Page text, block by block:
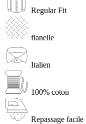
Regular Fit
flanelle
Italien
100% coton
Repassage facile